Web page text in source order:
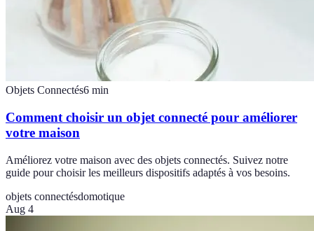
Objets Connectés6 min
Comment choisir un objet connecté pour améliorer
votre maison
Améliorez votre maison avec des objets connectés. Suivez notre
guide pour choisir les meilleurs dispositifs adaptés à vos besoins.
objets connectésdomotique
Aug 4